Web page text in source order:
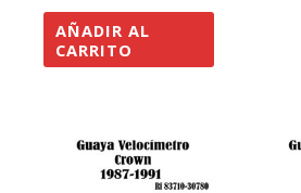
AÑADIR AL
CARRITO